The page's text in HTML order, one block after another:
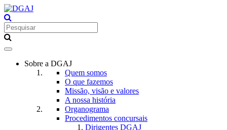
Toggle
navigationSobre a DGAJ
Quem somos
O que fazemos
Missão, visão e valores
A nossa história
Organograma
Procedimentos concursais
Dirigentes DGAJ